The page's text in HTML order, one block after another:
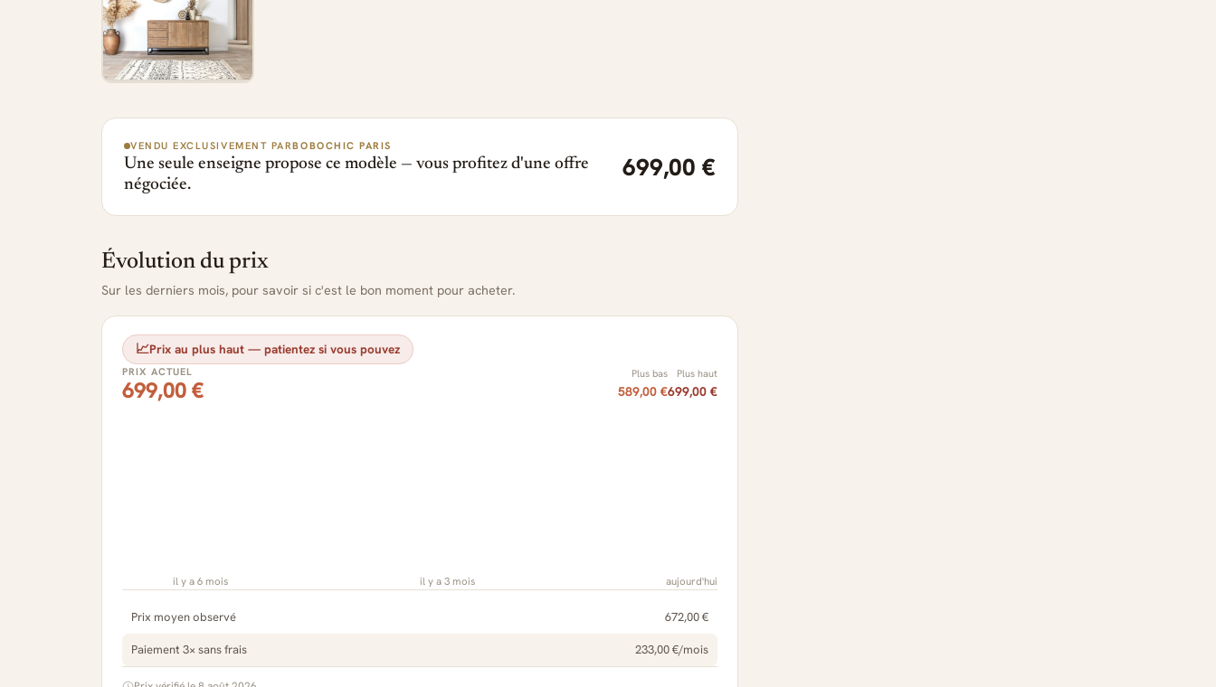
VENDU EXCLUSIVEMENT PARBOBOCHIC PARIS
Une seule enseigne propose ce modèle — vous profitez d'une offre
négociée.
699,00 €
Évolution du prix
Sur les derniers mois, pour savoir si c'est le bon moment pour acheter.
📈Prix au plus haut — patientez si vous pouvez
PRIX ACTUEL
699,00 €
Plus bas
589,00 €
Plus haut
699,00 €
il y a 6 mois il y a 3 mois aujourd'hui
Prix moyen observé 672,00 €
Paiement 3× sans frais 233,00 €/mois